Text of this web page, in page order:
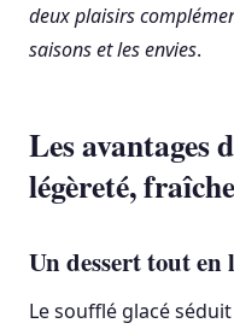
deux plaisirs
saisons et les envies.
Les avantages
légèreté,
Un dessert tout en
Le soufflé glacé